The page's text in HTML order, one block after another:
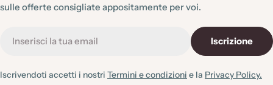
sulle offerte consigliate appositamente per voi.
mail
Iscrizione
Iscrivendoti accetti i nostri Termini e condizioni e la Privacy Policy.